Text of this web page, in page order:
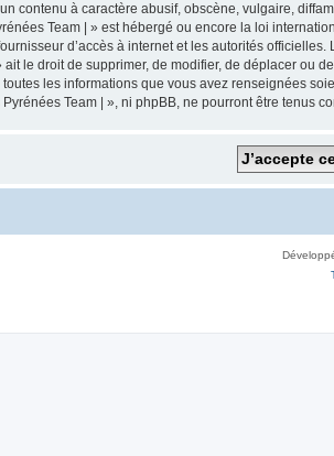
contenu à caractère abusif, obscène, vulgaire,
Team | » est hébergé ou encore la loi
d’accès à internet et les autorités
le droit de supprimer, de modifier, de déplacer ou
toutes les informations que vous avez renseignées
Team | », ni phpBB, ne pourront être tenus